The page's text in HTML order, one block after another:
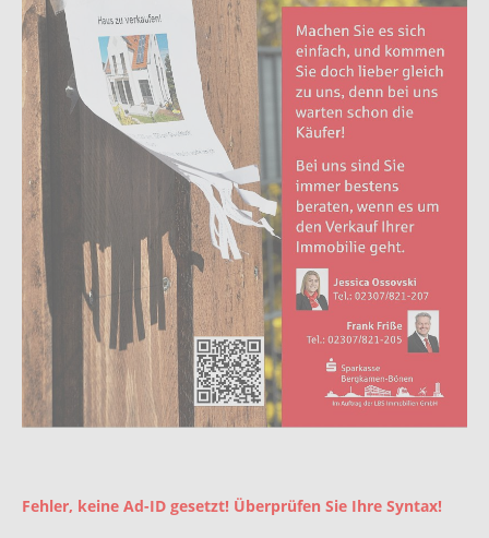
Fehler, keine Ad-ID gesetzt! Überprüfen Sie Ihre Syntax!